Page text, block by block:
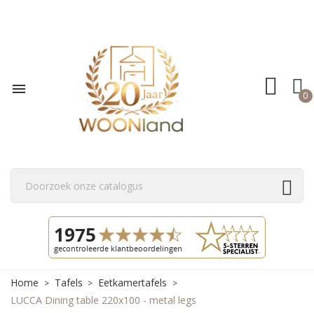
 0
Home Tafels
Eetkamertafels
LUCCA Dining table 220x100 - metal legs